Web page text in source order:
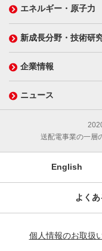
エネルギー・原子力
新成長分野・技術研
企業情報
ニュース
送配電事業の一層
English
よく
個人情報のお取扱